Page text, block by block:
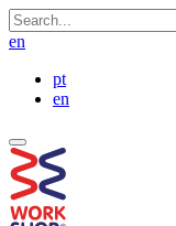
en
pt
en